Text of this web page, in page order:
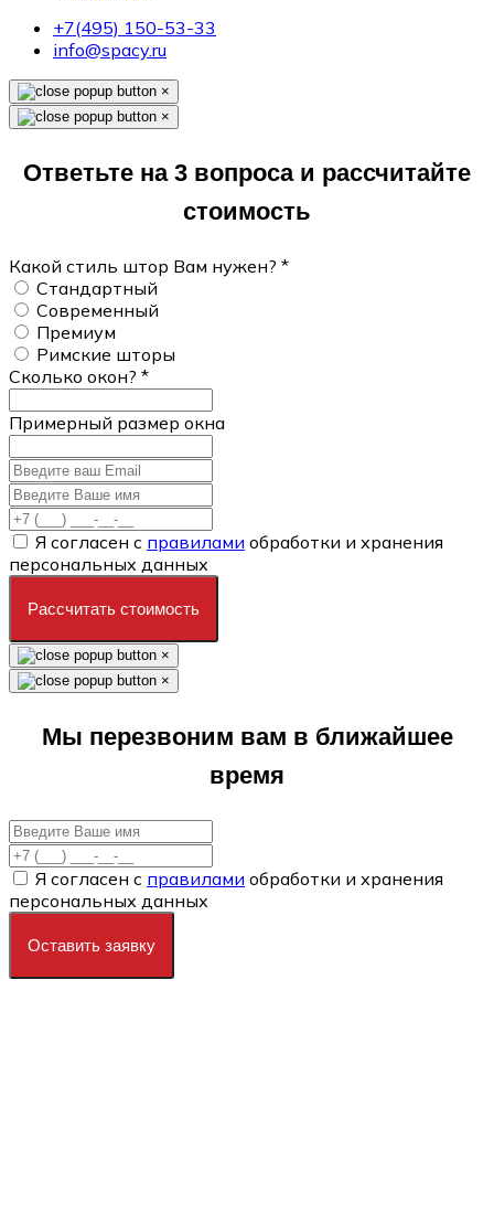
+7(495) 150-53-33
info@spacy.ru
×
×
Ответьте на 3 вопроса и рассчитайте
стоимость
Какой стиль штор Вам нужен? *
Стандартный
Современный
Премиум
Римские шторы
Сколько окон? *
Примерный размер окна
Я согласен с правилами обработки и хранения
персональных данных
Рассчитать стоимость
×
×
Мы перезвоним вам в ближайшее
время
Я согласен с правилами обработки и хранения
персональных данных
Оставить заявку